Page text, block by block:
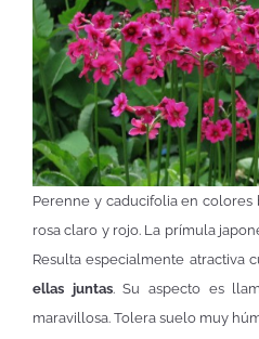
Perenne y caducifolia en colores
rosa claro y rojo. La prímula
Resulta especialmente atractiva
ellas juntas. Su aspecto es
maravillosa. Tolera suelo muy